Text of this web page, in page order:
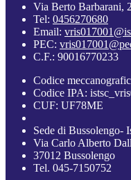
Via Berto Barbarani,
Tel: 0456270680
Email:
PEC:
C.F.: 90016770233
Codice
Codice IPA:
CUF: UF78ME
Sede di Bussolengo-
Via Carlo Alberto
37012 Bussolengo
Tel. 045-7150752